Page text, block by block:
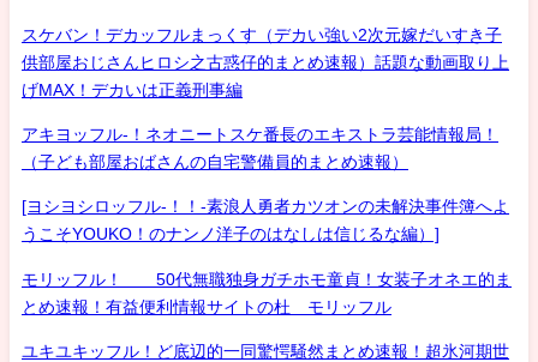
スケバン！デカッフルまっくす（デカい強い2次元嫁だいすき子
供部屋おじさんヒロシ之古惑仔的まとめ速報）話題な動画取り上
げMAX！デカいは正義刑事編
アキヨッフル-！ネオニートスケ番長のエキストラ芸能情報局！
（子ども部屋おばさんの自宅警備員的まとめ速報）
[ヨシヨシロッフル-！！-素浪人勇者カツオンの未解決事件簿へよ
うこそYOUKO！のナンノ洋子のはなしは信じるな編）]
モリッフル！ 50代無職独身ガチホモ童貞！女装子オネエ的ま
とめ速報！有益便利情報サイトの杜 モリッフル
ユキユキッフル！ど底辺的一同驚愕騒然まとめ速報！超氷河期世